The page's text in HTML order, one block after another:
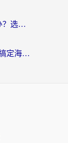
在国外登录不了国内小程序怎么办？选对回国加速器，轻松解锁国内资源
在美国怎么用酷我听周杰伦？3步搞定海外听歌难题